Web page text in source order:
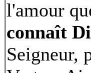
l'amour
connaît
Seigneur,